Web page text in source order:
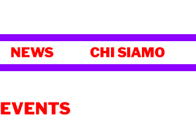
NEWS CHI SIAMO
EVENTS